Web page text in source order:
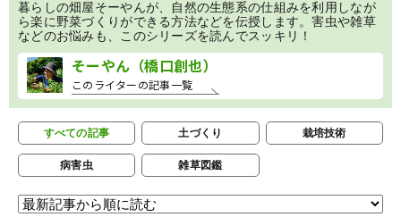
暮らしの畑屋そーやんが、自然の生態系の仕組みを利用しなが
ら楽に野菜づくりができる方法などを伝授します。害虫や雑草
などのお悩みも、このシリーズを読んでスッキリ！
そーやん（橋口創也）
このライターの記事一覧
すべての記事 土づくり 栽培技術
病害虫 雑草図鑑